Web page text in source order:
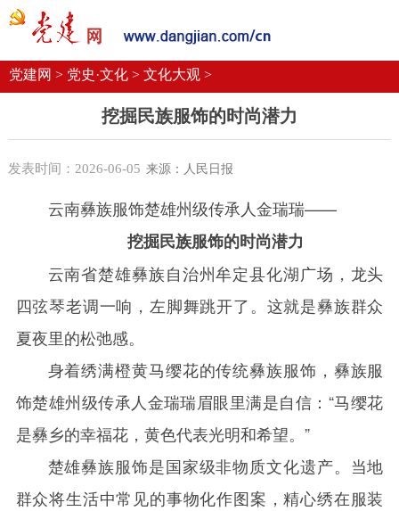
党建要闻
机关党建
校园党建 企业党建
党建网 > 党史·文化 > 文化大观 >
挖掘民族服饰的时尚潜力
发表时间：2026-06-05 来源：人民日报
云南彝族服饰楚雄州级传承人金瑞瑞——
挖掘民族服饰的时尚潜力
云南省楚雄彝族自治州牟定县化湖广场，龙头
四弦琴老调一响，左脚舞跳开了。这就是彝族群众
夏夜里的松弛感。
身着绣满橙黄马缨花的传统彝族服饰，彝族服
饰楚雄州级传承人金瑞瑞眉眼里满是自信：“马缨花
是彝乡的幸福花，黄色代表光明和希望。”
楚雄彝族服饰是国家级非物质文化遗产。当地
群众将生活中常见的事物化作图案，精心绣在服装